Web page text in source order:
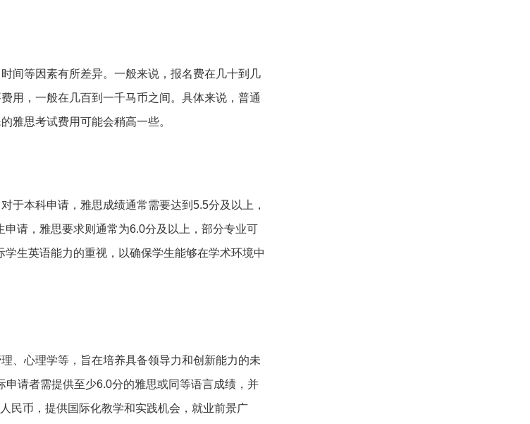
间等因素有所差异。一般来说，报名费在几十到几
用，一般在几百到一千马币之间。具体来说，普通
雅思考试费用可能会稍高一些。
于本科申请，雅思成绩通常需要达到5.5分及以上，
请，雅思要求则通常为6.0分及以上，部分专业可
生英语能力的重视，以确保学生能够在学术环境中
、心理学等，旨在培养具备领导力和创新能力的未
请者需提供至少6.0分的雅思或同等语言成绩，并
民币，提供国际化教学和实践机会，就业前景广